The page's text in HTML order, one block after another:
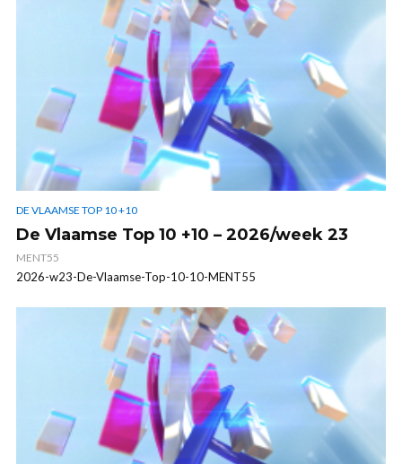
DE VLAAMSE TOP 10 +10
De Vlaamse Top 10 +10 – 2026/week 23
MENT55
2026-w23-De-Vlaamse-Top-10-10-MENT55